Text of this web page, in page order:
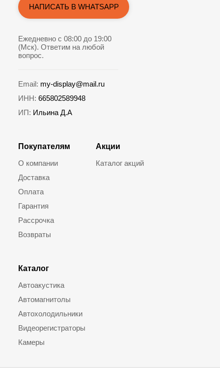
Покупателям
О компании
Доставка
Оплата
Гарантия
Рассрочка
Возвраты
Каталог
Автоакустика
Автомагнитолы
Автохолодильники
Видеорегистраторы
Камеры
Акции
Каталог акций
НАПИСАТЬ В WHATSAPP
Ежедневно с 08:00 до 19:00
(Мск). Ответим на любой
вопрос.
Email: my-display@mail.ru
ИНН: 665802589948
ИП: Ильина Д.А